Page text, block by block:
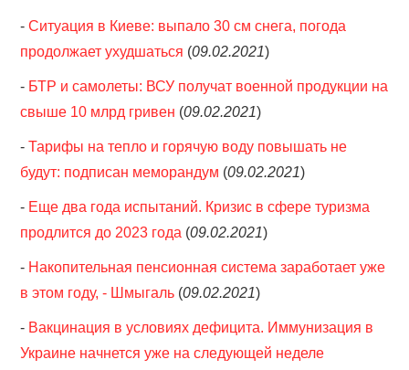
-Ситуация в Киеве: выпало 30 см снега, погода
продолжает ухудшаться (09.02.2021)
- БТР и самолеты: ВСУ получат военной продукции на
свыше 10 млрд гривен (09.02.2021)
-Тарифы на тепло и горячую воду повышать не
будут: подписан меморандум (09.02.2021)
- Еще два года испытаний. Кризис в сфере туризма
продлится до 2023 года (09.02.2021)
- Накопительная пенсионная система заработает уже
в этом году, - Шмыгаль (09.02.2021)
- Вакцинация в условиях дефицита. Иммунизация в
Украине начнется уже на следующей неделе